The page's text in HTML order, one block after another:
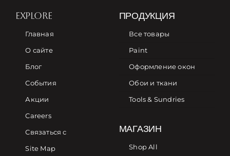
EXPLORE
Главная
О сайте
Блог
События
Акции
Careers
Связаться с
Site Map
ПРОДУКЦИЯ
Все товары
Paint
Оформление окон
Обои и ткани
Tools & Sundries
МАГАЗИН
Shop All